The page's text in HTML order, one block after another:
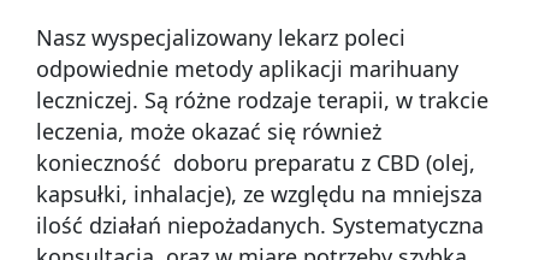
Nasz wyspecjalizowany lekarz poleci
odpowiednie metody aplikacji marihuany
leczniczej. Są różne rodzaje terapii, w trakcie
leczenia, może okazać się również
konieczność doboru preparatu z CBD (olej,
kapsułki, inhalacje), ze względu na mniejsza
ilość działań niepożadanych. Systematyczna